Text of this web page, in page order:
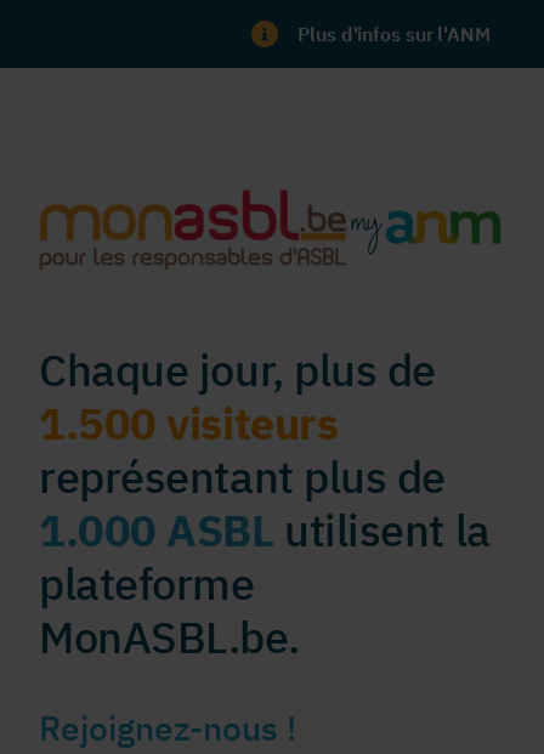
Plus d'infos sur l'ANM
Chaque jour, plus de
1.500 visiteurs
représentant plus de
1.000 ASBL utilisent la
plateforme
MonASBL.be.
Rejoignez-nous !